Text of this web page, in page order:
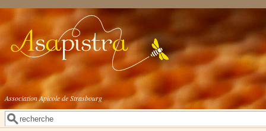
Aller au contenu principal
Association Apicole de Strasbourg
Formulaire de recherche
Rechercher